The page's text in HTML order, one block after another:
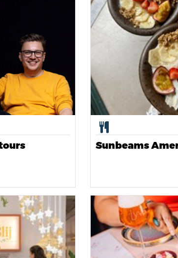
Sunbeams